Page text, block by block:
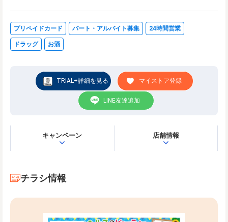
プリペイドカード パート・アルバイト募集 24時間営業
ドラッグ お酒
TRIAL+詳細を見る マイストア登録
LINE友達追加
キャンペーン 店舗情報
チラシ情報